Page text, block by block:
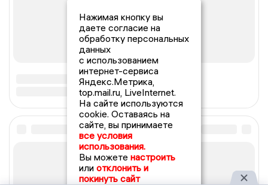
Нажимая кнопку вы
даете согласие на
обработку персональных
данных
с использованием
интернет-сервиса
Яндекс.Метрика,
top.mail.ru, LiveInternet.
На сайте используются
cookie. Оставаясь на
сайте, вы принимаете
все условия
использования.
Вы можете настроить
или отклонить и
покинуть сайт